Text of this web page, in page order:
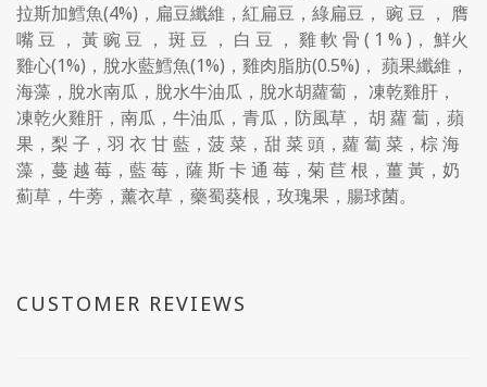
拉斯加鱈魚(4%)，扁豆纖維，紅扁豆，綠扁豆， 豌 豆 ， 膺
嘴 豆 ， 黃 豌 豆 ， 斑 豆 ， 白 豆 ， 雞 軟 骨 ( 1 % )， 鮮火
雞心(1%)，脫水藍鱈魚(1%)，雞肉脂肪(0.5%)， 蘋果纖維，
海藻，脫水南瓜，脫水牛油瓜，脫水胡蘿蔔， 凍乾雞肝，
凍乾火雞肝，南瓜，牛油瓜，青瓜，防風草， 胡 蘿 蔔，蘋
果，梨 子，羽 衣 甘 藍，菠 菜，甜 菜 頭，蘿 蔔 菜，棕 海
藻，蔓 越 莓，藍 莓，薩 斯 卡 通 莓，菊 苣 根，薑 黃，奶
薊草，牛蒡，薰衣草，藥蜀葵根，玫瑰果，腸球菌。
CUSTOMER REVIEWS